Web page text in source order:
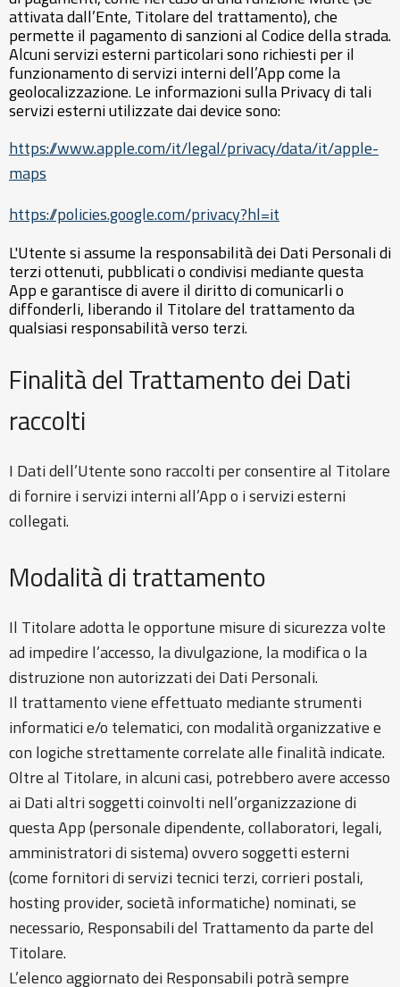
attivata dall’Ente, Titolare del trattamento), che
permette il pagamento di sanzioni al Codice della strada.
Alcuni servizi esterni particolari sono richiesti per il
funzionamento di servizi interni dell’App come la
geolocalizzazione. Le informazioni sulla Privacy di tali
servizi esterni utilizzate dai device sono:
https://www.apple.com/it/legal/privacy/data/it/apple-
maps
https://policies.google.com/privacy?hl=it
L'Utente si assume la responsabilità dei Dati Personali di
terzi ottenuti, pubblicati o condivisi mediante questa
App e garantisce di avere il diritto di comunicarli o
diffonderli, liberando il Titolare del trattamento da
qualsiasi responsabilità verso terzi.
Finalità del Trattamento dei Dati
raccolti
I Dati dell’Utente sono raccolti per consentire al Titolare
di fornire i servizi interni all’App o i servizi esterni
collegati.
Modalità di trattamento
Il Titolare adotta le opportune misure di sicurezza volte
ad impedire l’accesso, la divulgazione, la modifica o la
distruzione non autorizzati dei Dati Personali.
Il trattamento viene effettuato mediante strumenti
informatici e/o telematici, con modalità organizzative e
con logiche strettamente correlate alle finalità indicate.
Oltre al Titolare, in alcuni casi, potrebbero avere accesso
ai Dati altri soggetti coinvolti nell’organizzazione di
questa App (personale dipendente, collaboratori, legali,
amministratori di sistema) ovvero soggetti esterni
(come fornitori di servizi tecnici terzi, corrieri postali,
hosting provider, società informatiche) nominati, se
necessario, Responsabili del Trattamento da parte del
Titolare.
L’elenco aggiornato dei Responsabili potrà sempre